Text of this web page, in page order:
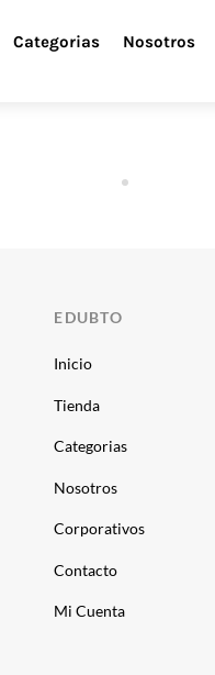
Categorias Nosotros
EDUBTO
Inicio
Tienda
Categorias
Nosotros
Corporativos
Contacto
Mi Cuenta